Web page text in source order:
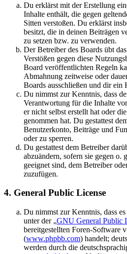
Du erklärst mit der Erstellung
Inhalte enthält, die gegen
Sitten verstoßen. Du erklärst
besitzt, die in deinen Beiträgen
zu setzen bzw. zu verwenden.
Der Betreiber des Boards übt
Verstößen gegen diese
Board veröffentlichten Regeln
Abmahnung zeitweise oder
Boards ausschließen und dir ein
Du nimmst zur Kenntnis, dass
Verantwortung für die Inhalte
er nicht selbst erstellt hat oder
genommen hat. Du gestattest
Benutzerkonto, Beiträge und
oder zu sperren.
Du gestattest dem Betreiber
abzuändern, sofern sie gegen o.
geeignet sind, dem Betreiber
zuzufügen.
4. General Public License
Du nimmst zur Kenntnis, dass
unter der „GNU General Public
bereitgestellten Foren-Software
(www.phpbb.com) handelt;
werden durch die